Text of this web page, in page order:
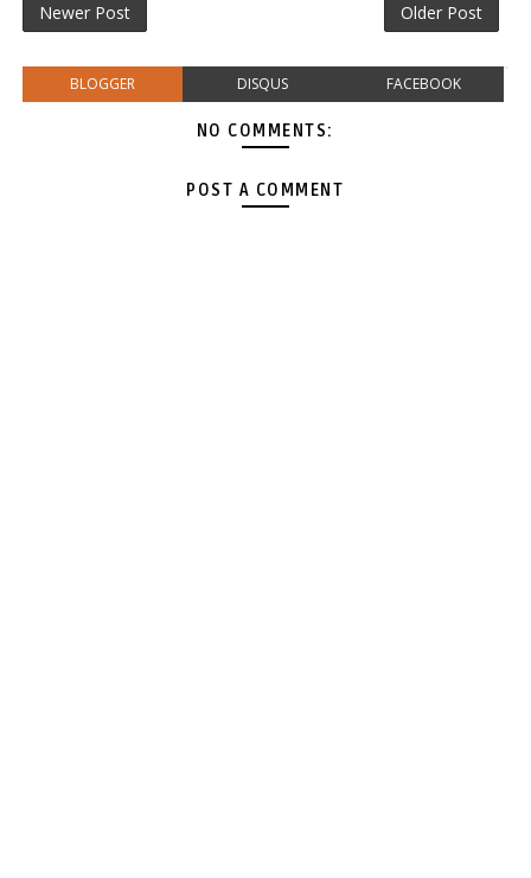
Newer Post Older Post
BLOGGER DISQUS FACEBOOK
NO COMMENTS:
POST A COMMENT